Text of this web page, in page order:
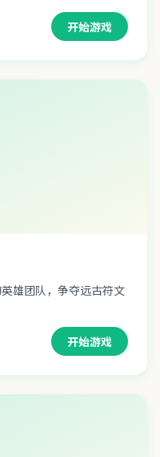
开始游戏
雄团队，争夺远古符文
开始游戏